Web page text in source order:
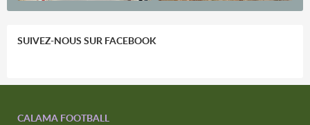
SUIVEZ-NOUS SUR FACEBOOK
CALAMA FOOTBALL